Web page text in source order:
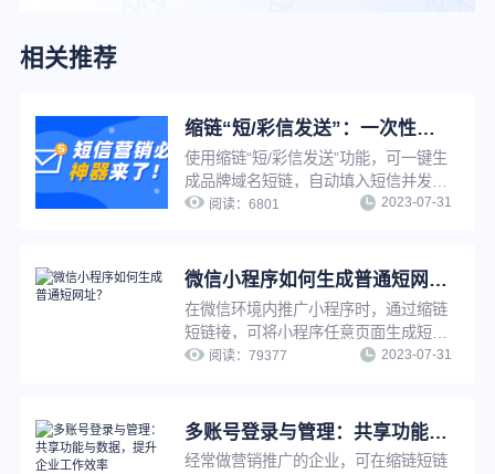
相关推荐
缩链“短/彩信发送”：一次性解决短信营销效率低、成本高、转化效果差
使用缩链“短/彩信发送”功能，可一键生
成品牌域名短链，自动填入短信并发
送，无需多平台切换，有效提升工作效
提供完整的数据分析线路，并且对接了
大量优质短信服务商，可有效解决营销
短信成本高、被拦截、转化差等问题。
阅读：6801 2023-07-31
微信小程序如何生成普通短网址？
在微信环境内推广小程序时，通过缩链
短链接，可将小程序任意页面生成短
链，用户点击短链接后可快速跳转至小
满足多种推广需求。
阅读：79377 2023-07-31
多账号登录与管理：共享功能与数据，提升企业工作效率
经常做营销推广的企业，可在缩链短链